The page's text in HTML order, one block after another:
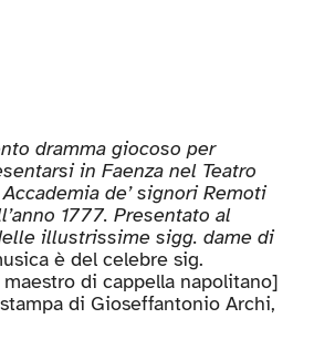
dramma giocoso per
in Faenza nel Teatro
de’ signori Remoti
1777. Presentato al
illustrissime sigg. dame di
è del celebre sig.
maestro di cappella napolitano]
di Gioseffantonio Archi,